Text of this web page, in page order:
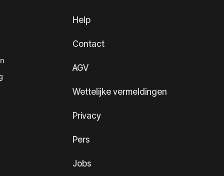
Help
Contact
AGV
Wettelijke vermeldingen
Privacy
Pers
Jobs